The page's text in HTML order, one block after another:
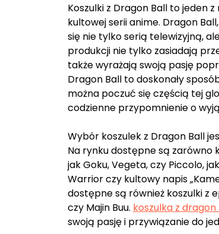
Koszulki z Dragon Ball to jeden
kultowej serii anime. Dragon
się nie tylko serią telewizyjną,
produkcji nie tylko zasiadają
także wyrażają swoją pasję
Dragon Ball to doskonały
można poczuć się częścią tej
codzienne przypomnienie o
Wybór koszulek z Dragon Ball
Na rynku dostępne są zarówno
jak Goku, Vegeta, czy Piccolo,
Warrior czy kultowy napis
dostępne są również koszulki z
czy Majin Buu. koszulka z
swoją pasję i przywiązanie do